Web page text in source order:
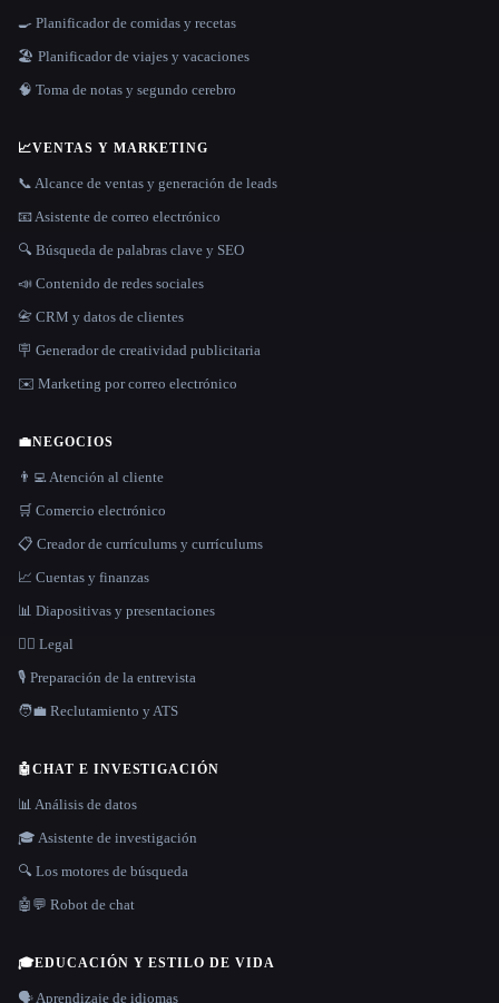
🍳 Planificador de comidas y recetas
🏖 Planificador de viajes y vacaciones
🧠 Toma de notas y segundo cerebro
📈VENTAS Y MARKETING
📞 Alcance de ventas y generación de leads
📧 Asistente de correo electrónico
🔍 Búsqueda de palabras clave y SEO
📣 Contenido de redes sociales
📇 CRM y datos de clientes
🪧 Generador de creatividad publicitaria
✉️ Marketing por correo electrónico
💼NEGOCIOS
👨‍💻 Atención al cliente
🛒 Comercio electrónico
📋 Creador de currículums y currículums
📈 Cuentas y finanzas
📊 Diapositivas y presentaciones
👩‍⚖️ Legal
🎙️ Preparación de la entrevista
🧑‍💼 Reclutamiento y ATS
🤖CHAT E INVESTIGACIÓN
📊 Análisis de datos
🎓 Asistente de investigación
🔍 Los motores de búsqueda
🤖💬 Robot de chat
🎓EDUCACIÓN Y ESTILO DE VIDA
🗣️ Aprendizaje de idiomas